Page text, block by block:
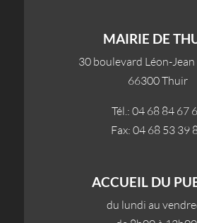
MAIRIE DE
30 boulevard Léon-
66300 Thuir
Tél.: 04 68 84 67
Fax: 04 68 53 39
ACCUEIL DU
du lundi au